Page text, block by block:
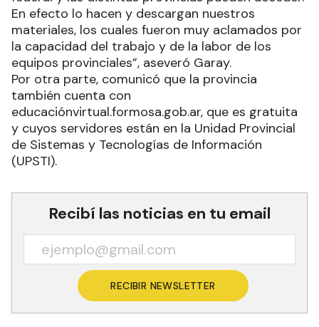
En efecto lo hacen y descargan nuestros
materiales, los cuales fueron muy aclamados por
la capacidad del trabajo y de la labor de los
equipos provinciales”, aseveró Garay.
Por otra parte, comunicó que la provincia
también cuenta con
educaciónvirtual.formosa.gob.ar, que es gratuita
y cuyos servidores están en la Unidad Provincial
de Sistemas y Tecnologías de Información
(UPSTI).
Recibí las noticias en tu email
RECIBIR NEWSLETTER